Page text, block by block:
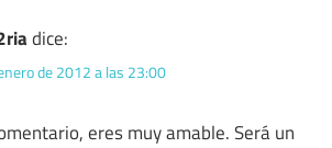
dice:
de 2012 a las 23:00
eres muy amable. Será un